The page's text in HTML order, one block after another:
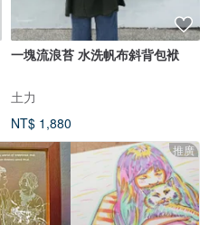
一塊流浪苔 水洗帆布斜背包袱
土力
NT$ 1,880
推廣